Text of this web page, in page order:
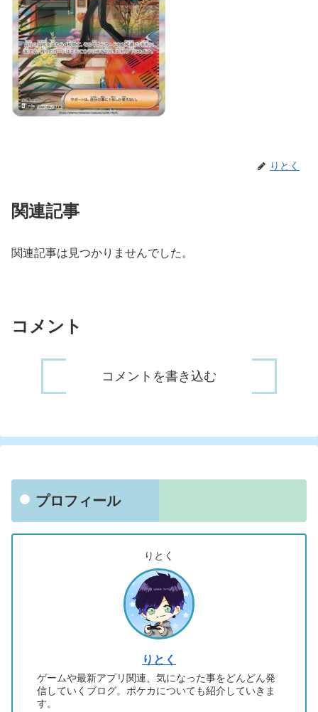
りとく
関連記事
関連記事は見つかりませんでした。
コメント
コメントを書き込む
プロフィール
りとく
りとく
ゲームや最新アプリ関連、気になった事をどんどん発
信していくブログ。ポケカについても紹介していきま
す。